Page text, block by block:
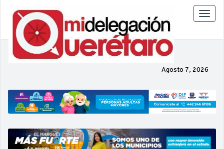
Toggle
Agosto 7, 2026